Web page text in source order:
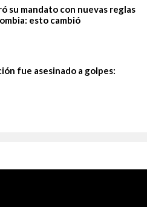
su mandato con nuevas reglas
esto cambió
fue asesinado a golpes: